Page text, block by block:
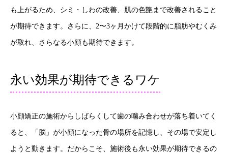
も上がるため、シミ・しわの改善、肌の色艶まで改善されること
が期待できます。さらに、2〜3ヶ月かけて段階的に脂肪やむくみ
が取れ、さらなる小顔も期待できます。
永い効果が期待できるワケ
小顔矯正の施術からしばらくして歯の噛み合わせが落ち着いてく
ると、「脳」が小顔になった骨の場所を記憶し、その場で安定し
ようと動きます。だからこそ、施術後も永い効果が期待できるの